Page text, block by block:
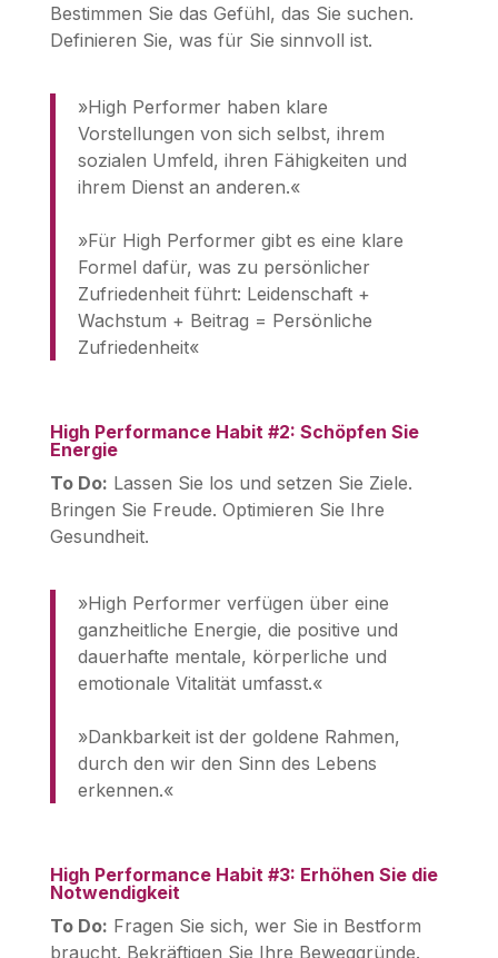
Bestimmen Sie das Gefühl, das Sie suchen.
Definieren Sie, was für Sie sinnvoll ist.
»High Performer haben klare
Vorstellungen von sich selbst, ihrem
sozialen Umfeld, ihren Fähigkeiten und
ihrem Dienst an anderen.«
»Für High Performer gibt es eine klare
Formel dafür, was zu persönlicher
Zufriedenheit führt: Leidenschaft +
Wachstum + Beitrag = Persönliche
Zufriedenheit«
High Performance Habit #2: Schöpfen Sie
Energie
To Do: Lassen Sie los und setzen Sie Ziele.
Bringen Sie Freude. Optimieren Sie Ihre
Gesundheit.
»High Performer verfügen über eine
ganzheitliche Energie, die positive und
dauerhafte mentale, körperliche und
emotionale Vitalität umfasst.«
»Dankbarkeit ist der goldene Rahmen,
durch den wir den Sinn des Lebens
erkennen.«
High Performance Habit #3: Erhöhen Sie die
Notwendigkeit
To Do: Fragen Sie sich, wer Sie in Bestform
braucht. Bekräftigen Sie Ihre Beweggründe.